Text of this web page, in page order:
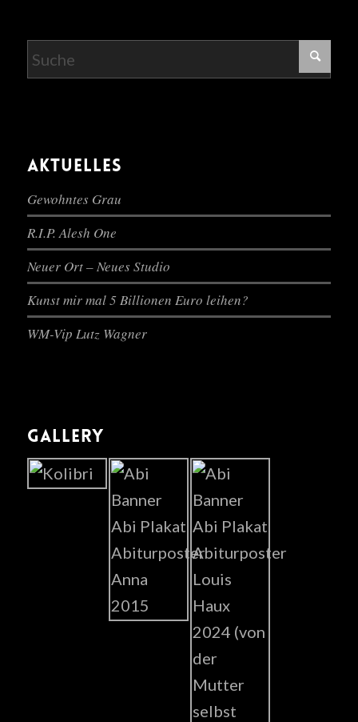
AKTUELLES
Gewohntes Grau
R.I.P. Alesh One
Neuer Ort – Neues Studio
Kunst mir mal 5 Billionen Euro leihen?
WM-Vip Lutz Wagner
GALLERY